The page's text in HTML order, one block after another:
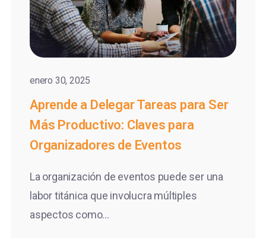
enero 30, 2025
Aprende a Delegar Tareas para Ser
Más Productivo: Claves para
Organizadores de Eventos
La organización de eventos puede ser una
labor titánica que involucra múltiples
aspectos como...